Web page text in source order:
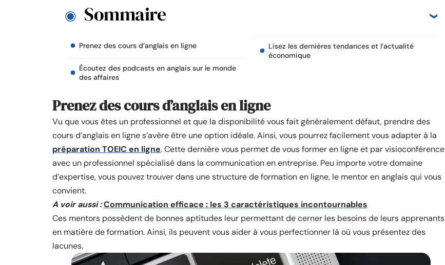
Sommaire
Prenez des cours d’anglais en ligne
Écoutez des podcasts en anglais sur le monde
des affaires
Lisez les dernières tendances et l’actualité
économique
Prenez des cours d’anglais en ligne
Vu que vous êtes un professionnel et que la disponibilité vous fait généralement défaut, prendre des
cours d’anglais en ligne s’avère être une option idéale. Ainsi, vous pourrez facilement vous adapter à la
préparation TOEIC en ligne. Cette dernière vous permet de vous former en ligne et par visioconférence
avec un professionnel spécialisé dans la communication en entreprise. Peu importe votre domaine
d’expertise, vous pouvez trouver dans une structure de formation en ligne, le mentor en anglais qui vous
convient.
A voir aussi :Communication efficace : les 3 caractéristiques incontournables
Ces mentors possèdent de bonnes aptitudes leur permettant de cerner les besoins de leurs apprenants
en matière de formation. Ainsi, ils peuvent vous aider à vous perfectionner là où vous présentez des
lacunes.